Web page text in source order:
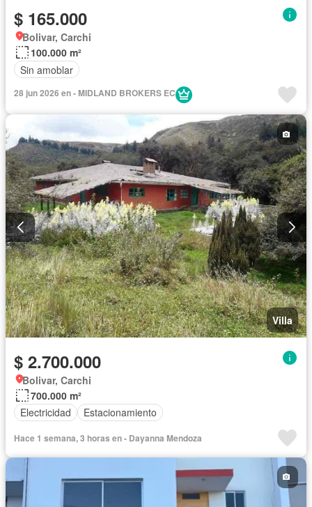
$ 165.000
Bolivar, Carchi
100.000 m²
Sin amoblar
28 jun 2026 en - MIDLAND BROKERS EC
Villa
$ 2.700.000
Bolivar, Carchi
700.000 m²
Electricidad
Estacionamiento
Hace 1 semana, 3 horas en - Dayanna Mendoza